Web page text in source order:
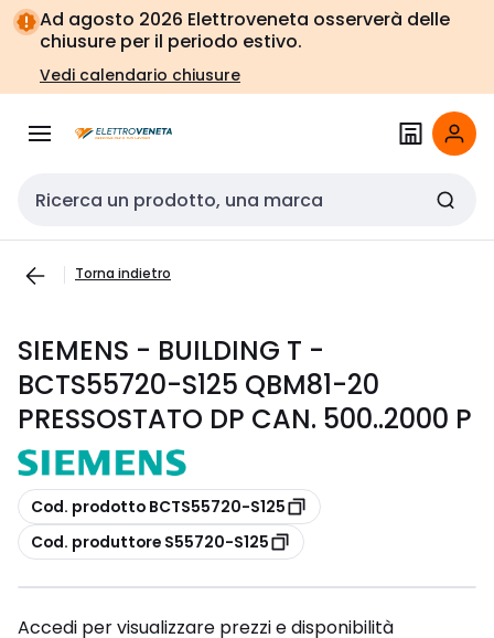
Vai alla
navigazione
Vai
alla
pagina
Ad agosto 2026 Elettroveneta osserverà delle
chiusure per il periodo estivo.
Vedi calendario chiusure
Cerca input
Torna indietro
SIEMENS - BUILDING T -
BCTS55720-S125 QBM81-20
PRESSOSTATO DP CAN. 500..2000 P
copia
Cod. prodotto BCTS55720-S125
copia
Cod. produttore S55720-S125
Accedi per visualizzare prezzi e disponibilità